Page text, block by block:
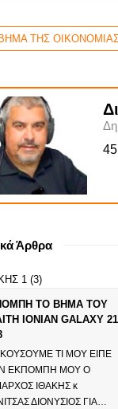
ΤΗΣ
Άρθρα
ΤΟ ΒΗΜΑ ΤΟΥ
IONIAN GALAXY
ΤΙ ΜΟΥ ΕΙΠΕ
ΕΚΠΟΜΠΗ ΜΟΥ Ο
ΙΘΑΚΗΣ κ
ΔΙΟΝΥΣΙΟΣ ΓΙΑ…